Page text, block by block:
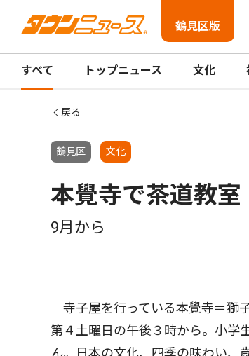
鶴見区版
すべて トップニュース 文化
戻る
鶴見区 文化
本覺寺で茶道教室
9月から
寺子屋を行っている本覺寺＝獅
第４土曜日の午後３時から。小学
ん。日本の文化、四季の味わい、